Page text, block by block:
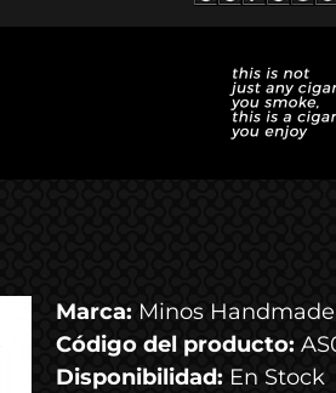
Marca: Minos
Código del producto:
Disponibilidad: En Stock